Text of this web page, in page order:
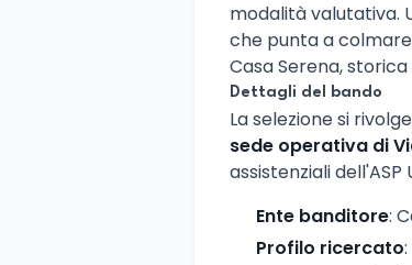
modalità valutativa.
che punta a
Casa Serena,
Dettagli del bando
La selezione si
sede operativa di
assistenziali
Ente banditore:
Profilo ricercato